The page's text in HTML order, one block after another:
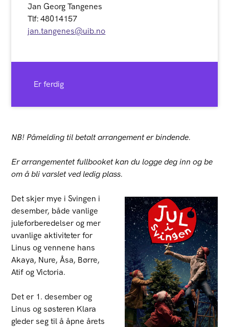
Jan Georg Tangenes
Tlf: 48014157
jan.tangenes@uib.no
Er ferdig
NB! Påmelding til betalt arrangement er bindende.
Er arrangementet fullbooket kan du logge deg inn og be
om å bli varslet ved ledig plass.
Det skjer mye i Svingen i
desember, både vanlige
juleforberedelser og mer
uvanlige aktiviteter for
Linus og vennene hans
Akaya, Nure, Åsa, Børre,
Atif og Victoria.
Det er 1. desember og
Linus og søsteren Klara
gleder seg til å åpne årets